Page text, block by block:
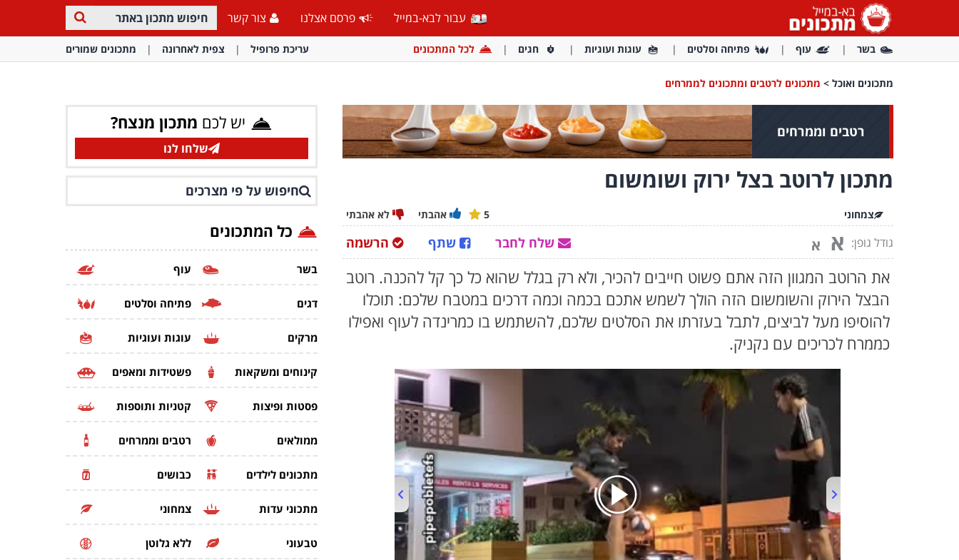
עבור לבא-במייל פרסם אצלנו צור קשר
בשר עוף פתיחה וסלטים עוגות ועוגיות חגים לכל המתכונים עריכת פרופיל צפית לאחרונה מתכונים שמורים
מתכונים ואוכל > מתכונים לרטבים ומתכונים לממרחים
רטבים וממרחים
מתכון לרוטב בצל ירוק ושומשום
צמחוני אהבתי לא אהבתי 5
גודל גופן: א א הרשמה שתף שלח לחבר
את הרוטב המגוון הזה אתם פשוט חייבים להכיר, ולא רק בגלל שהוא כל כך קל להכנה. רוטב
הבצל הירוק והשומשום הזה הולך לשמש אתכם בכמה וכמה דרכים במטבח שלכם: תוכלו
להוסיפו מעל לביצים, לתבל בעזרתו את הסלטים שלכם, להשתמש בו כמרינדה לעוף ואפילו
כממרח לכריכים עם נקניק.
יש לכם מתכון מנצח?
שלחו לנו
חיפוש על פי מצרכים
כל המתכונים
בשר עוף
דגים פתיחה וסלטים
מרקים עוגות ועוגיות
קינוחים ומשקאות פשטידות ומאפים
פסטות ופיצות קטניות ותוספות
ממולאים רטבים וממרחים
מתכונים לילדים כבושים
מתכוני עדות צמחוני
טבעוני ללא גלוטן